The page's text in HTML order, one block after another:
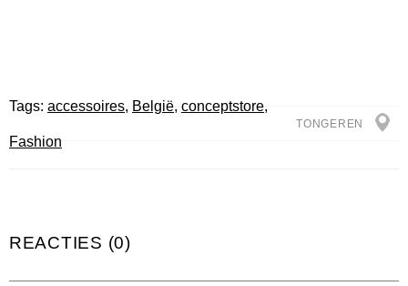
Tags: accessoires, België, conceptstore,
Fashion
TONGEREN
REACTIES (0)